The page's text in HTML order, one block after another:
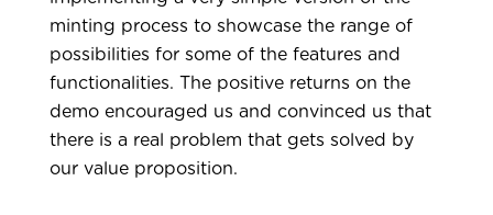
minting process to showcase the range of
possibilities for some of the features and
functionalities. The positive returns on the
demo encouraged us and convinced us that
there is a real problem that gets solved by
our value proposition.